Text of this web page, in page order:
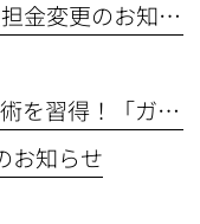
保険診療報酬改定に伴う窓口負担金変更のお知らせ
最新のデジタルインプラント技術を習得！「ガイド手術セミナー」に参加してきました🦷✨
お知らせ